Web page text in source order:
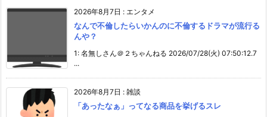
2026年8月7日 : エンタメ
なんで不倫したらいかんのに不倫するドラマが流行る
んや？
1: 名無しさん＠２ちゃんねる 2026/07/28(火) 07:50:12.7
...
2026年8月7日 : 雑談
「あったなぁ」ってなる商品を挙げるスレ